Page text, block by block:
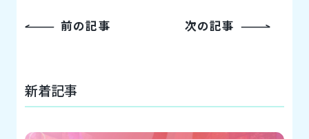
前の記事 次の記事
新着記事